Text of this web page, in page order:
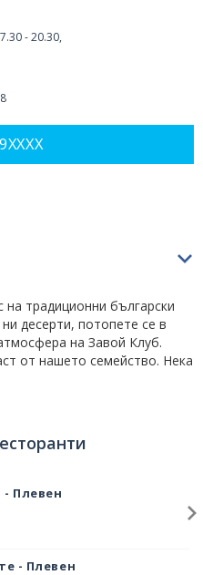
- 20.30,
традиционни български
десерти, потопете се в
на Завой Клуб.
от нашето семейство. Нека
- Плевен
- Плевен